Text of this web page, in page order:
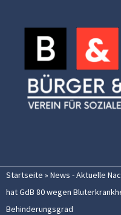
Inhalt
springen
Startseite » News - Aktuelle
hat GdB 80 wegen
Behinderungsgrad